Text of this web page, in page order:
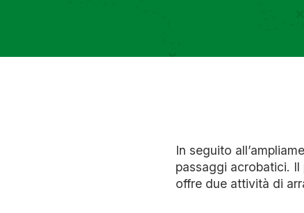
In seguito
passaggi acrobatici.
offre due attività di